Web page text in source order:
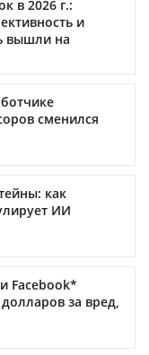
в 2026 г.:
и
вышли на
сменился
как
ИИ
Facebook*
за вред,